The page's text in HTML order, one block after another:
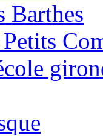
Barthes